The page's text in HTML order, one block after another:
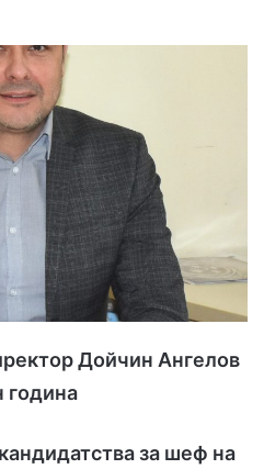
Дойчин Ангелов
година
за шеф на